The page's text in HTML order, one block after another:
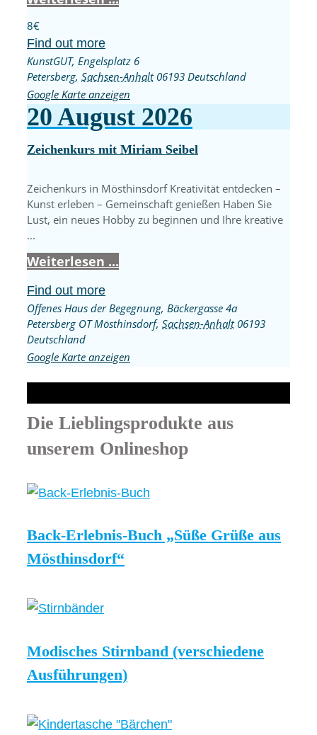
8€
Find out more
KunstGUT, Engelsplatz 6
Petersberg, Sachsen-Anhalt 06193 Deutschland
Google Karte anzeigen
20 August 2026
Zeichenkurs mit Miriam Seibel
Zeichenkurs in Mösthinsdorf Kreativität entdecken –
Kunst erleben – Gemeinschaft genießen Haben Sie
Lust, ein neues Hobby zu beginnen und Ihre kreative
...
Weiterlesen ...
Find out more
Offenes Haus der Begegnung, Bäckergasse 4a
Petersberg OT Mösthinsdorf, Sachsen-Anhalt 06193
Deutschland
Google Karte anzeigen
Die Lieblingsprodukte aus
unserem Onlineshop
Back-Erlebnis-Buch „Süße Grüße aus
Mösthinsdorf“
Modisches Stirnband (verschiedene
Ausführungen)